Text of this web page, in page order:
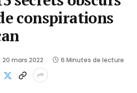
conspirations
20 mars 2022 6 Minutes de lecture